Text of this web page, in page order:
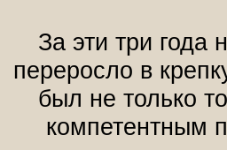
За эти три года
переросло в
был не только
компетентным